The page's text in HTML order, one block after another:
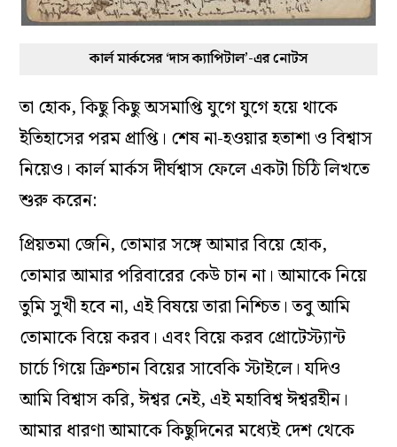
কার্ল মার্কসের ‘দাস ক্যাপিটাল’-এর নোটস
তা হোক, কিছু কিছু অসমাপ্তি যুগে যুগে হয়ে থাকে
ইতিহাসের পরম প্রাপ্তি। শেষ না-হওয়ার হতাশা ও বিশ্বাস
নিয়েও। কার্ল মার্কস দীর্ঘশ্বাস ফেলে একটা চিঠি লিখতে
শুরু করেন:
প্রিয়তমা জেনি, তোমার সঙ্গে আমার বিয়ে হোক,
তোমার আমার পরিবারের কেউ চান না। আমাকে নিয়ে
তুমি সুখী হবে না, এই বিষয়ে তারা নিশ্চিত। তবু আমি
তোমাকে বিয়ে করব। এবং বিয়ে করব প্রোটেস্ট্যান্ট
চার্চে গিয়ে ক্রিশ্চান বিয়ের সাবেকি স্টাইলে। যদিও
আমি বিশ্বাস করি, ঈশ্বর নেই, এই মহাবিশ্ব ঈশ্বরহীন।
আমার ধারণা আমাকে কিছুদিনের মধ্যেই দেশ থেকে